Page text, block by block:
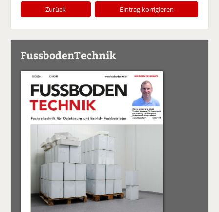
Zurück Eintrag korrigieren
FussbodenTechnik